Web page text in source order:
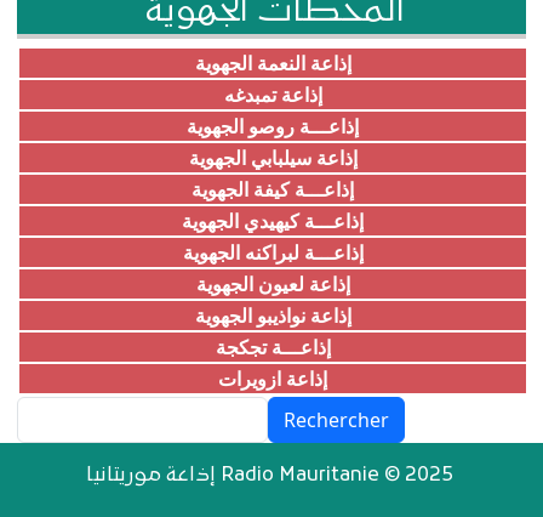
المحطات الجهوية
إذاعة النعمة الجهوية
إذاعة تمبدغه
إذاعـــة روصو الجهوية
إذاعة سيلبابي الجهوية
إذاعـــة كيفة الجهوية
إذاعـــة كيهيدي الجهوية
إذاعـــة لبراكنه الجهوية
إذاعة لعيون الجهوية
إذاعة نواذيبو الجهوية
إذاعـــة تجكجة
إذاعة ازويرات
إذاعة موريتانيا Radio Mauritanie © 2025